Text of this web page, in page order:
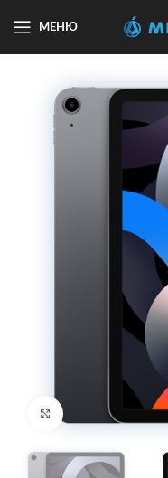
МЕНЮ
Клацніть, щоб